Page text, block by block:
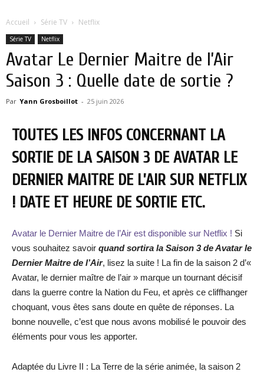
Accueil Série TV Netflix
Série TV Netflix
Avatar Le Dernier Maitre de l’Air
Saison 3 : Quelle date de sortie ?
Par Yann Grosboillot - 25 juin 2026
TOUTES LES INFOS CONCERNANT LA
SORTIE DE LA SAISON 3 DE AVATAR LE
DERNIER MAITRE DE L’AIR SUR NETFLIX
! DATE ET HEURE DE SORTIE ETC.
Avatar le Dernier Maitre de l’Air est disponible sur Netflix ! Si
vous souhaitez savoir quand sortira la Saison 3 deAvatar le
Dernier Maitre de l’Air, lisez la suite ! La fin de la saison 2 d’«
Avatar, le dernier maître de l’air » marque un tournant décisif
dans la guerre contre la Nation du Feu, et après ce cliffhanger
choquant, vous êtes sans doute en quête de réponses. La
bonne nouvelle, c’est que nous avons mobilisé le pouvoir des
éléments pour vous les apporter.
Adaptée du Livre II : La Terre de la série animée, la saison 2